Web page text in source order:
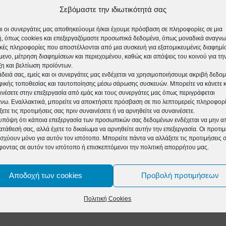
Σεβόμαστε την ιδιωτικότητά σας
οι συνεργάτες μας αποθηκεύουμε ή/και έχουμε πρόσβαση σε πληροφορίες σε μια
όπως cookies και επεξεργαζόμαστε προσωπικά δεδομένα, όπως μοναδικά
πληροφορίες που αποστέλλονται από μια συσκευή για εξατομικευμένες
μέτρηση διαφημίσεων και περιεχομένου, καθώς και απόψεις του κοινού για
και βελτίωση προϊόντων.
σας, εμείς και οι συνεργάτες μας ενδέχεται να χρησιμοποιήσουμε ακριβή
τοποθεσίας και ταυτοποίησης μέσω σάρωσης συσκευών. Μπορείτε να κάνετε
στην επεξεργασία από εμάς και τους συνεργάτες μας όπως περιγράφεται
Εναλλακτικά, μπορείτε να αποκτήσετε πρόσβαση σε πιο λεπτομερείς
τις προτιμήσεις σας πριν συναινέσετε ή να αρνηθείτε να συναινέσετε.
ότι κάποια επεξεργασία των προσωπικών σας δεδομένων ενδέχεται να μην
σας, αλλά έχετε το δικαίωμα να αρνηθείτε αυτήν την επεξεργασία. Οι
μόνο για αυτόν τον ιστότοπο. Μπορείτε πάντα να αλλάξετε τις προτιμήσεις
σε αυτόν τον ιστότοπο ή επισκεπτόμενοι την πολιτική απορρήτου μας.
Αποδοχή των cookies Προβολή προτιμήσεων
Πολιτική Cookies
6ωρες βάρδιες), Δευτέρα με Κυριακή
ή/και πρόληψης βίας και επιθετικότητας
και ανώνυμες κλήσεις (αν επιλέξουν οι ίδιοι
και όποιους εμπλέκονται με παιδιά και
συμβάντα και θέλει να παρέμβει – όχι
στελεχών μας στην κλήση: